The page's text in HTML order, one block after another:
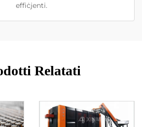
effiċjenti.
Relatati